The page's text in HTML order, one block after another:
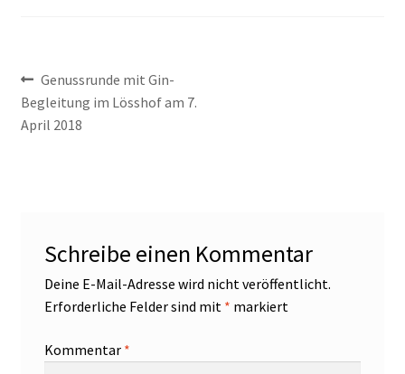
Beitragsnavigation
Vorheriger
Beitrag:
Genussrunde mit Gin-
Begleitung im Lösshof am 7.
April 2018
Schreibe einen Kommentar
Deine E-Mail-Adresse wird nicht veröffentlicht.
Erforderliche Felder sind mit * markiert
Kommentar *